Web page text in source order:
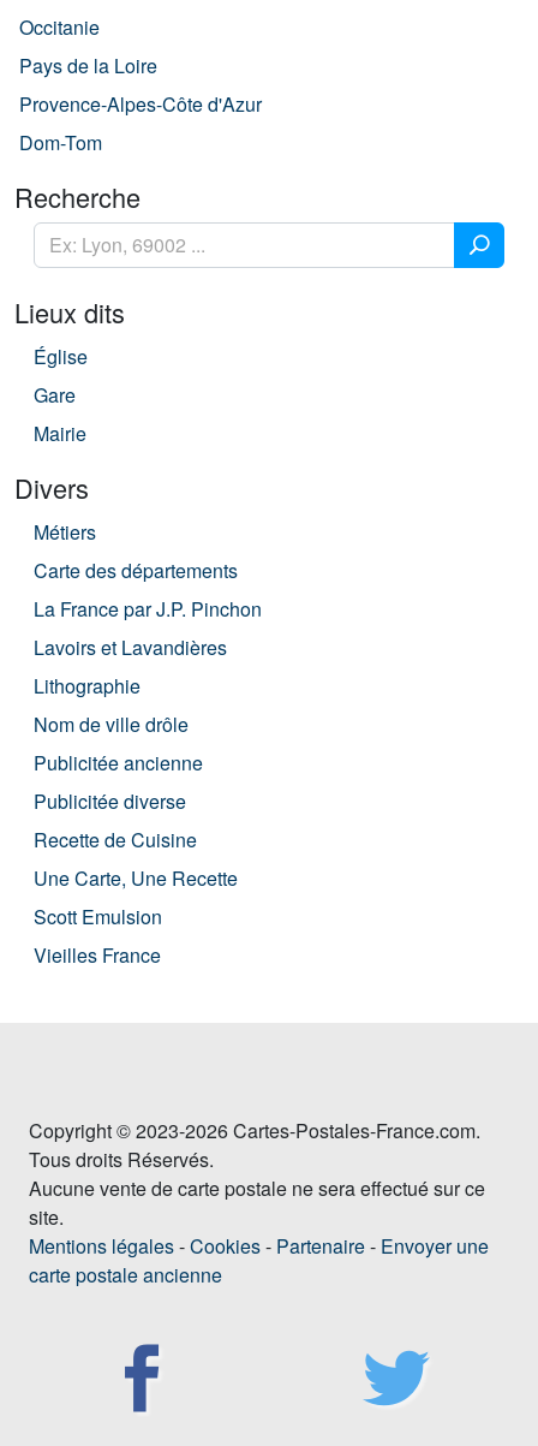
Occitanie
Pays de la Loire
Provence-Alpes-Côte d'Azur
Dom-Tom
Recherche
Lieux dits
Église
Gare
Mairie
Divers
Métiers
Carte des départements
La France par J.P. Pinchon
Lavoirs et Lavandières
Lithographie
Nom de ville drôle
Publicitée ancienne
Publicitée diverse
Recette de Cuisine
Une Carte, Une Recette
Scott Emulsion
Vieilles France
Copyright © 2023-2026 Cartes-Postales-France.com.
Tous droits Réservés.
Aucune vente de carte postale ne sera effectué sur ce
site.
Mentions légales-Cookies- Partenaire- Envoyer une
carte postale ancienne